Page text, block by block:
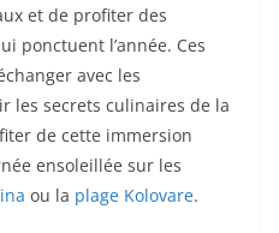
et de profiter des
ponctuent l’année. Ces
avec les
les secrets culinaires de la
de cette immersion
ensoleillée sur les
ou la plage Kolovare.